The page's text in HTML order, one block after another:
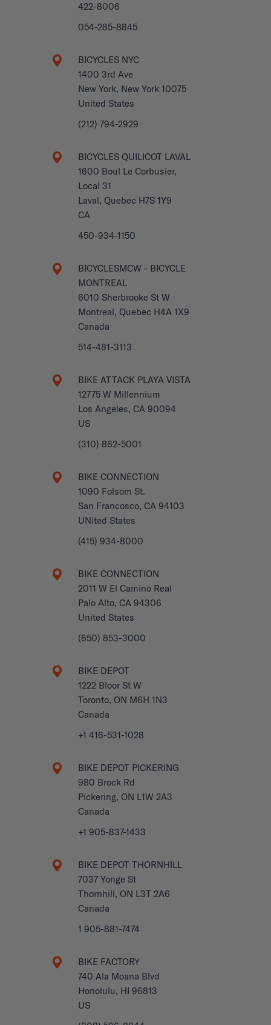
422-8006
054-285-8845
BICYCLES NYC
1400 3rd Ave
New York, New York 10075
United States
(212) 794-2929
BICYCLES QUILICOT LAVAL
1600 Boul Le Corbusier,
Local 31
Laval, Quebec H7S 1Y9
CA
450-934-1150
BICYCLESMCW - BICYCLE
MONTREAL
6010 Sherbrooke St W
Montreal, Quebec H4A 1X9
Canada
514-481-3113
BIKE ATTACK PLAYA VISTA
12775 W Millennium
Los Angeles, CA 90094
US
(310) 862-5001
BIKE CONNECTION
1090 Folsom St.
San Francosco, CA 94103
UNited States
(415) 934-8000
BIKE CONNECTION
2011 W El Camino Real
Palo Alto, CA 94306
United States
(650) 853-3000
BIKE DEPOT
1222 Bloor St W
Toronto, ON M6H 1N3
Canada
+1 416-531-1028
BIKE DEPOT PICKERING
980 Brock Rd
Pickering, ON L1W 2A3
Canada
+1 905-837-1433
BIKE DEPOT THORNHILL
7037 Yonge St
Thornhill, ON L3T 2A6
Canada
1 905-881-7474
BIKE FACTORY
740 Ala Moana Blvd
Honolulu, HI 96813
US